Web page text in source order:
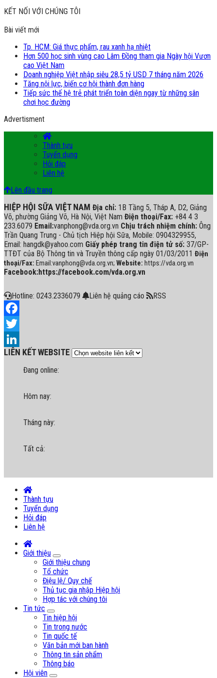
KẾT NỐI VỚI CHÚNG TÔI
Bài viết mới
Tp. HCM: Giá thực phẩm, rau xanh hạ nhiệt
Hơn 500 học sinh vùng cao Lâm Đồng tham gia Ngày hội Vươn
cao Việt Nam
Doanh nghiệp Việt nhập siêu 28,5 tỷ USD 7 tháng năm 2026
Tăng nội lực, biến cơ hội thành đơn hàng
Tiếp sức thế hệ trẻ phát triển toàn diện ngay từ những sân
chơi học đường
Advertisment
Thành tựu
Tuyển dụng
Hỏi đáp
Liên hệ
Lên đầu trang
HIỆP HỘI SỮA VIỆT NAM Địa chỉ: 1B Tầng 5, Tháp A, D2, Giảng
Võ, phường Giảng Võ, Hà Nội, Việt Nam Điện thoại/Fax: +84 4 3
233.6079 Email:vanphong@vda.org.vn Chịu trách nhiệm chính: Ông
Trần Quang Trung - Chủ tịch Hiệp hội Sữa, Mobile: 0904329955,
Email: hangdk@yahoo.com Giấy phép trang tin điện tử số: 37/GP-
TTĐT của Bộ Thông tin và Truyền thông cấp ngày 01/03/2011 Điện
thoại/Fax: Email:vanphong@vda.org.vn; Website: https://vda.org.vn
Facebook:https://facebook.com/vda.org.vn
Hotline: 0243.2336079 Liên hệ quảng cáo RSS
Facebook
Twitter
LinkedIn
LIÊN KẾT WEBSITE
Đang online:
Hôm nay:
Tháng này:
Tất cả:
Thành tựu
Tuyển dụng
Hỏi đáp
Liên hệ
Giới thiệu
Giới thiệu chung
Tổ chức
Điệu lệ/ Quy chế
Thủ tục gia nhập Hiệp hội
Hợp tác với chúng tôi
Tin tức
Tin hiệp hội
Tin trong nước
Tin quốc tế
Văn bản mới ban hành
Thông tin sản phẩm
Thông báo
Hội viên